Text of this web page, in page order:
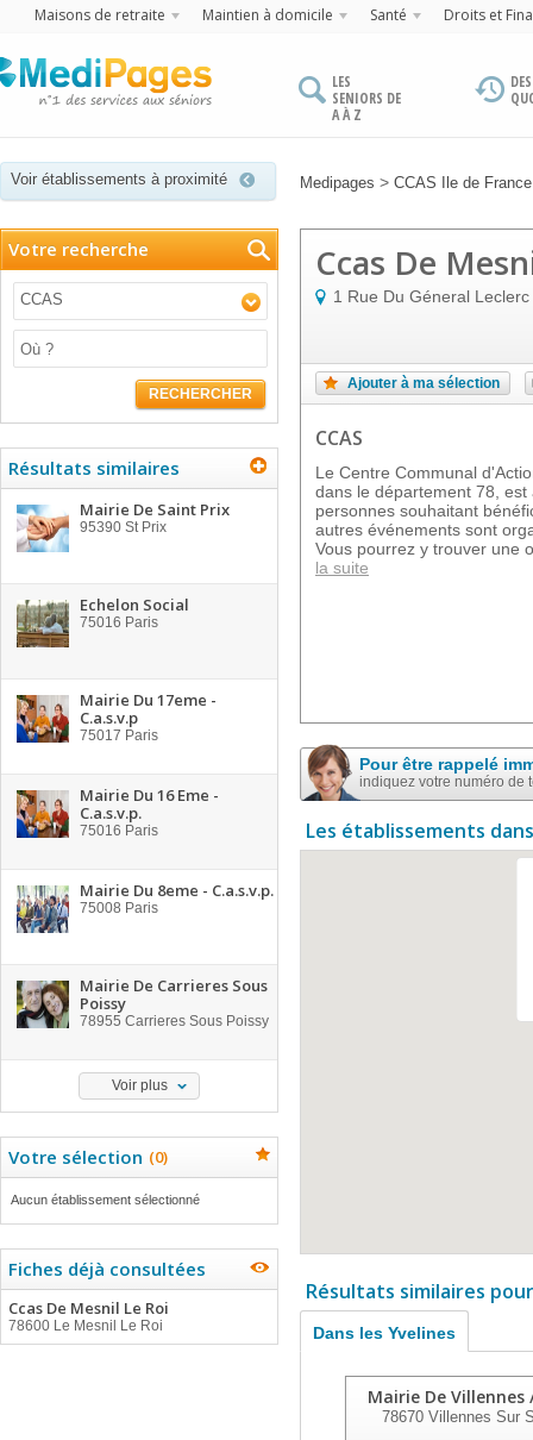
Maisons de retraite Maintien à domicile Santé Droits et
LES
SENIORS DE
A À Z
Voir établissements à proximité Medipages > CCAS Ile de France
Votre recherche
CCAS
RECHERCHER
Résultats similaires
Mairie De Saint Prix
95390 St Prix
Echelon Social
75016 Paris
Mairie Du 17eme -
C.a.s.v.p
75017 Paris
Mairie Du 16 Eme -
C.a.s.v.p.
75016 Paris
Mairie Du 8eme - C.a.s.v.p.
75008 Paris
Mairie De Carrieres Sous
Poissy
78955 Carrieres Sous Poissy
Voir plus
Votre sélection (0)
Aucun établissement sélectionné
Fiches déjà consultées
Ccas De Mesnil Le Roi
78600 Le Mesnil Le Roi
Ccas De
1 Rue Du Géneral Leclerc
Ajouter à ma sélection
CCAS
Le Centre Communal
dans le département 78,
personnes souhaitant
autres événements sont
Vous pourrez y trouver une
la suite
Pour être rappelé
indiquez votre numéro de
Les établissements
Résultats similaires
Dans les Yvelines
Mairie De Villennes
78670 Villennes Sur